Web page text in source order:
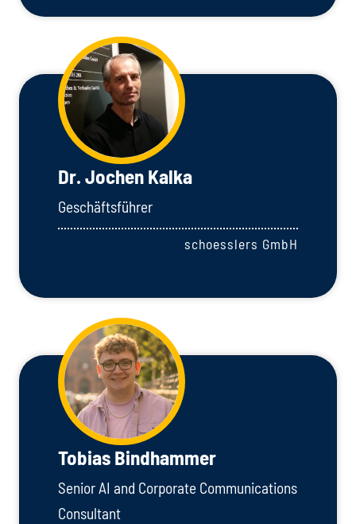
Dr. Jochen Kalka
Geschäftsführer
schoesslers GmbH
Tobias Bindhammer
Senior AI and Corporate Communications
Consultant